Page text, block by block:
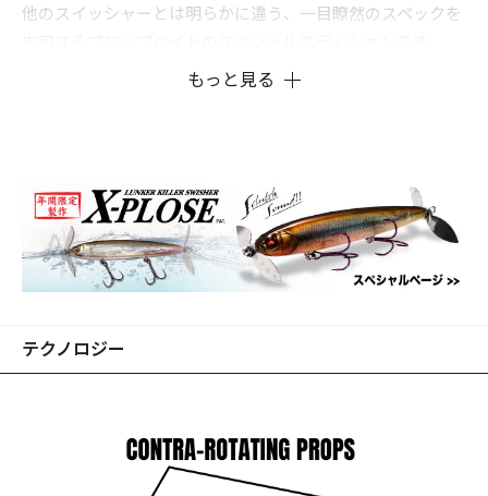
他のスイッシャーとは明らかに違う、一目瞭然のスペックを
もっと見る
テクノロジー